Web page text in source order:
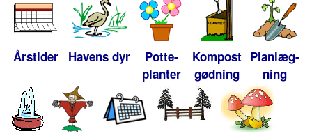
Årstider Havens dyr
Potte-
planter
Kompost
gødning
Planlæg-
ning